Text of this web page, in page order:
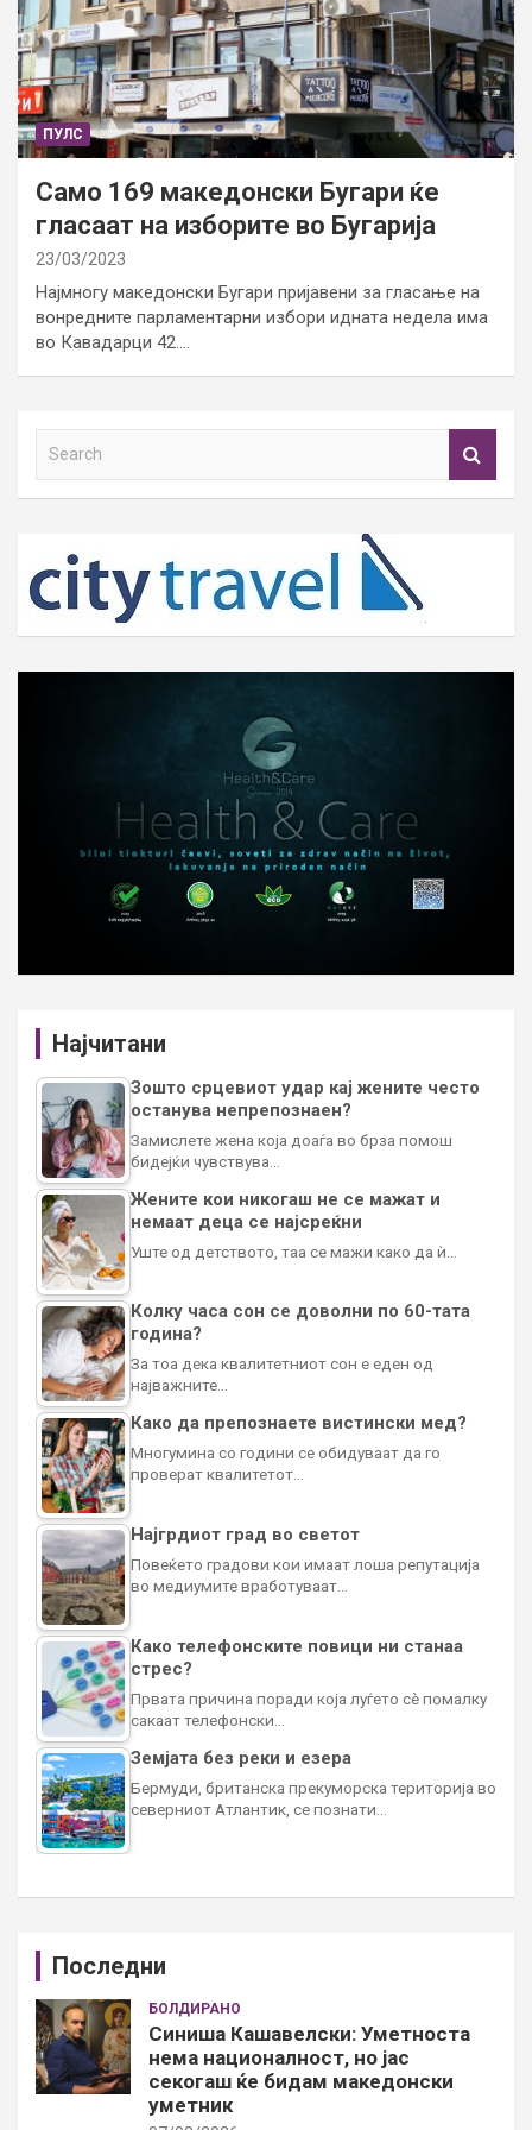
ПУЛС
Само 169 македонски Бугари ќе
гласаат на изборите во Бугарија
23/03/2023
Најмногу македонски Бугари пријавени за гласање на
вонредните парламентарни избори идната недела има
во Кавадарци 42.…
h
Најчитани
Зошто срцевиот удар кај жените често
останува непрепознаен?
Замислете жена која доаѓа во брза помош
бидејќи чувствува…
Жените кои никогаш не се мажат и
немаат деца се најсреќни
Уште од детството, таа се мажи како да ѝ…
Колку часа сон се доволни по 60-тата
година?
За тоа дека квалитетниот сон е еден од
најважните…
Како да препознаете вистински мед?
Многумина со години се обидуваат да го
проверат квалитетот…
Најгрдиот град во светот
Повеќето градови кои имаат лоша репутација
во медиумите вработуваат…
Како телефонските повици ни станаа
стрес?
Првата причина поради која луѓето сè помалку
сакаат телефонски…
Земјата без реки и езера
Бермуди, британска прекуморска територија во
северниот Атлантик, се познати…
Последни
БОЛДИРАНО
Синиша Кашавелски: Уметноста
нема националност, но јас
секогаш ќе бидам македонски
уметник